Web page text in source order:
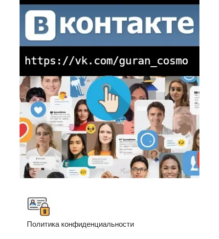
Политика конфиденциальности